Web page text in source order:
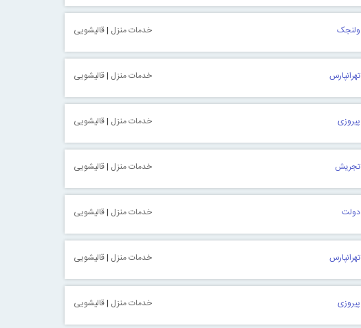
ولنجک خدمات منزل |قالیشویی
تهرانپارس خدمات منزل |قالیشویی
پیروزی خدمات منزل |قالیشویی
تجریش خدمات منزل |قالیشویی
دولت خدمات منزل |قالیشویی
تهرانپارس خدمات منزل |قالیشویی
پیروزی خدمات منزل |قالیشویی